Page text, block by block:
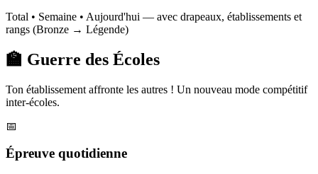
Total • Semaine • Aujourd'hui — avec drapeaux, établissements et
rangs (Bronze → Légende)
🏫 Guerre des Écoles
Ton établissement affronte les autres ! Un nouveau mode compétitif
inter-écoles.
📅
Épreuve quotidienne